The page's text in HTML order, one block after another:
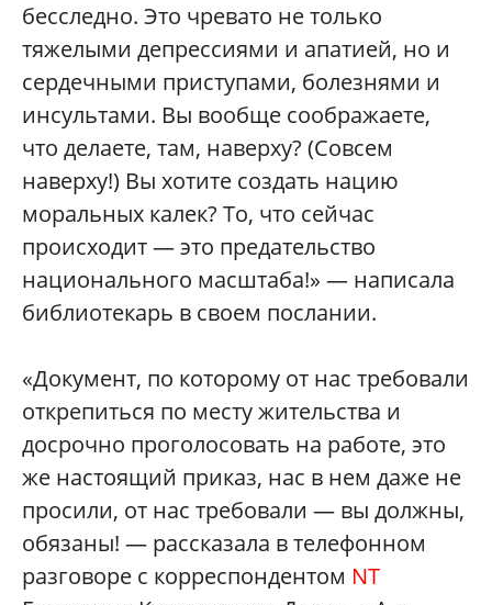
бесследно. Это чревато не только
тяжелыми депрессиями и апатией, но и
сердечными приступами, болезнями и
инсультами. Вы вообще соображаете,
что делаете, там, наверху? (Совсем
наверху!) Вы хотите создать нацию
моральных калек? То, что сейчас
происходит — это предательство
национального масштаба!» — написала
библиотекарь в своем послании.
«Документ, по которому от нас требовали
открепиться по месту жительства и
досрочно проголосовать на работе, это
же настоящий приказ, нас в нем даже не
просили, от нас требовали — вы должны,
обязаны! — рассказала в телефонном
разговоре с корреспондентом NT